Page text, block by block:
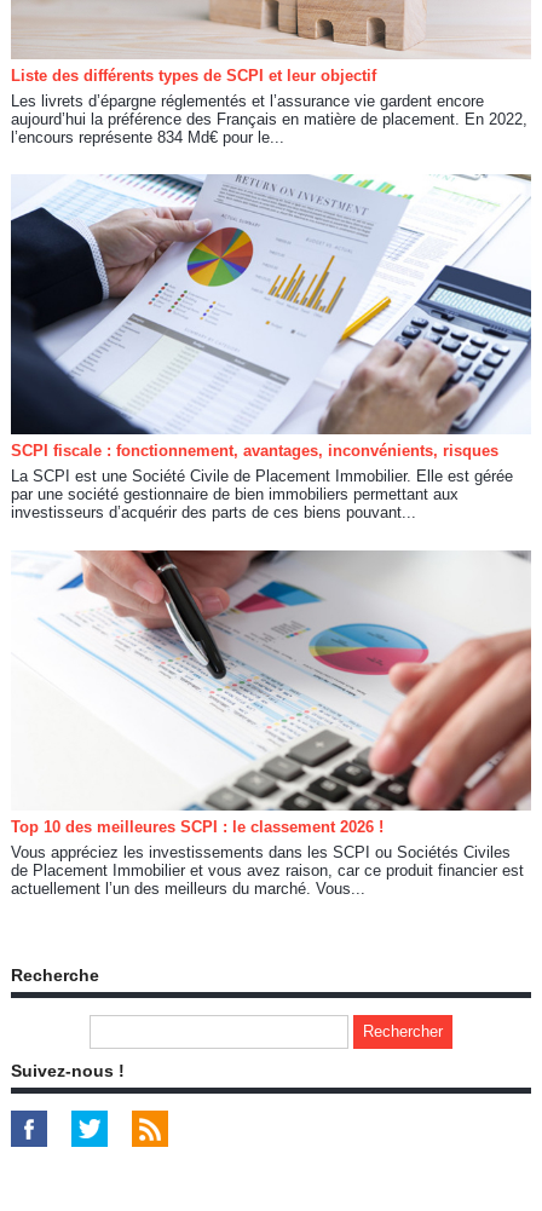
Liste des différents types de SCPI et leur objectif
Les livrets d’épargne réglementés et l’assurance vie gardent encore
aujourd’hui la préférence des Français en matière de placement. En 2022,
l’encours représente 834 Md€ pour le...
SCPI fiscale : fonctionnement, avantages, inconvénients, risques
La SCPI est une Société Civile de Placement Immobilier. Elle est gérée
par une société gestionnaire de bien immobiliers permettant aux
investisseurs d’acquérir des parts de ces biens pouvant...
Top 10 des meilleures SCPI : le classement 2026 !
Vous appréciez les investissements dans les SCPI ou Sociétés Civiles
de Placement Immobilier et vous avez raison, car ce produit financier est
actuellement l’un des meilleurs du marché. Vous...
Recherche
Suivez-nous !